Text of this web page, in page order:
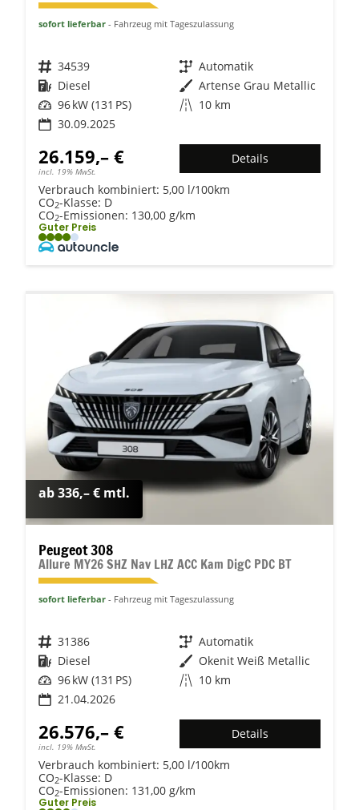
sofort lieferbar Fahrzeug mit Tageszulassung
Fahrzeugnr. 34539 Getriebe Automatik
Kraftstoff Diesel Außenfarbe Artense Grau Metallic
Leistung 96 kW (131 PS) Kilometerstand 10 km
30.09.2025
26.159,– €
incl. 19% MwSt.
Details
Verbrauch kombiniert: 5,00 l/100km
CO2-Klasse: D
CO2-Emissionen: 130,00 g/km
Guter Preis
ab 336,– € mtl.
Peugeot 308
Allure MY26 SHZ Nav LHZ ACC Kam DigC PDC BT
sofort lieferbar Fahrzeug mit Tageszulassung
Fahrzeugnr. 31386 Getriebe Automatik
Kraftstoff Diesel Außenfarbe Okenit Weiß Metallic
Leistung 96 kW (131 PS) Kilometerstand 10 km
21.04.2026
26.576,– €
incl. 19% MwSt.
Details
Verbrauch kombiniert: 5,00 l/100km
CO2-Klasse: D
CO2-Emissionen: 131,00 g/km
Guter Preis